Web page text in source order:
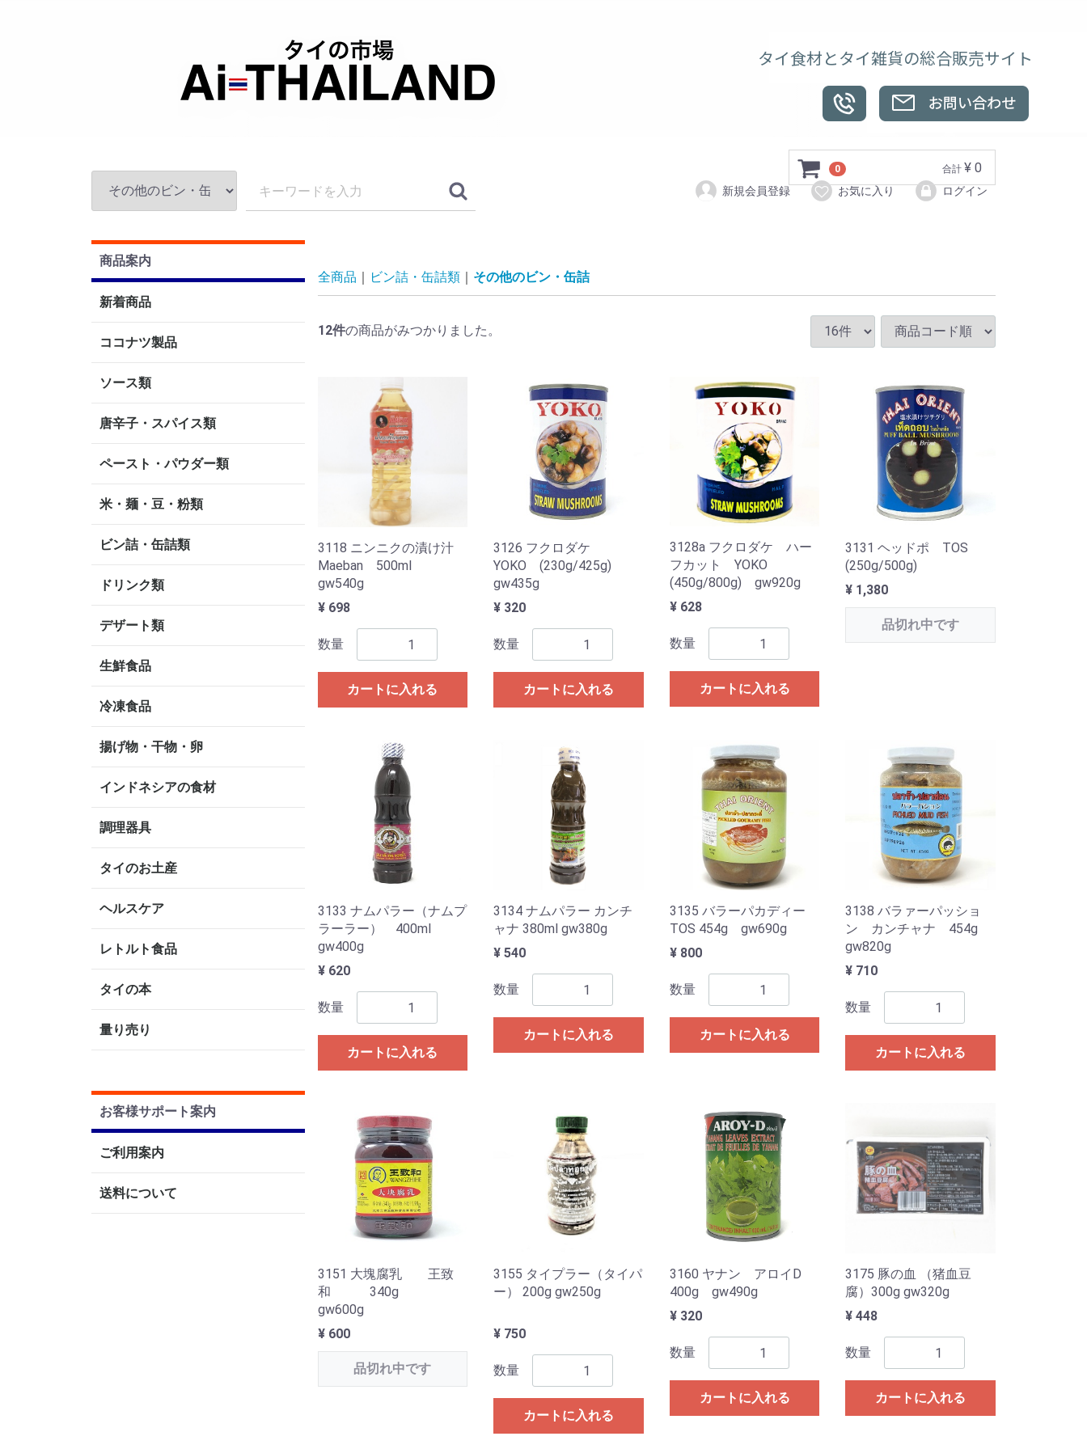
タイ食材とタイ雑貨の総合販売サイト
0 合計 ¥ 0
新規会員登録 お気に入り ログイン
商品案内
新着商品
ココナツ製品
ソース類
唐辛子・スパイス類
ペースト・パウダー類
米・麺・豆・粉類
ビン詰・缶詰類
ドリンク類
デザート類
生鮮食品
冷凍食品
揚げ物・干物・卵
インドネシアの食材
調理器具
タイのお土産
ヘルスケア
レトルト食品
タイの本
量り売り
お客様サポート案内
ご利用案内
送料について
全商品 ビン詰・缶詰類 その他のビン・缶詰
12件の商品がみつかりました。
3118 ニンニクの漬け汁
Maeban 500ml
gw540g
¥ 698
数量
カートに入れる
3126 フクロダケ
YOKO (230g/425g)
gw435g
¥ 320
数量
カートに入れる
3128a フクロダケ ハー
フカット YOKO
(450g/800g) gw920g
¥ 628
数量
カートに入れる
3131 ヘッドポ TOS
(250g/500g)
¥ 1,380
品切れ中です
3133 ナムパラー（ナムプ
ラーラー） 400ml
gw400g
¥ 620
数量
カートに入れる
3134 ナムパラー カンチ
ャナ 380ml gw380g
¥ 540
数量
カートに入れる
3135 バラーパカディー
TOS 454g gw690g
¥ 800
数量
カートに入れる
3138 バラァーパッショ
ン カンチャナ 454g
gw820g
¥ 710
数量
カートに入れる
3151 大塊腐乳 王致
和 340g
gw600g
¥ 600
品切れ中です
3155 タイプラー（タイパ
ー） 200g gw250g
¥ 750
数量
カートに入れる
3160 ヤナン アロイD
400g gw490g
¥ 320
数量
カートに入れる
3175 豚の血 （猪血豆
腐）300g gw320g
¥ 448
数量
カートに入れる